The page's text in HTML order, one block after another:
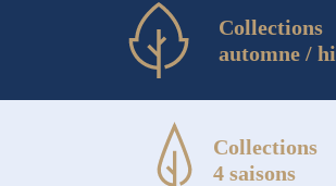
Collections
automne /
Collections
4 saisons